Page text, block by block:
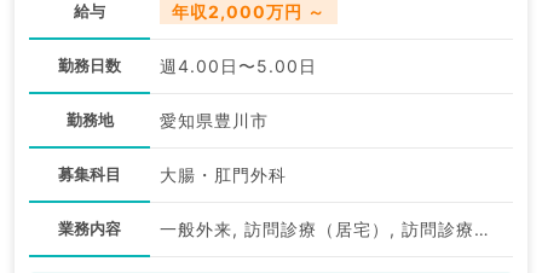
給与 年収2,000万円 ～
勤務日数 週4.00日〜5.00日
勤務地 愛知県豊川市
募集科目 大腸・肛門外科
業務内容 一般外来, 訪問診療（居宅）, 訪問診療（施設）